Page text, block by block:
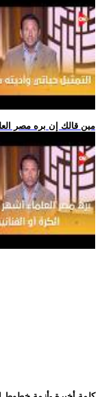
.. مين قالك إن بره مصر